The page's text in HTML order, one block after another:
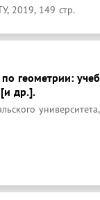
2019, 149 стр.
геометрии:
др.].